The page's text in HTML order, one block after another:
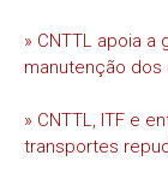
» CNTTL apoia
manutenção
» CNTTL, ITF e
transportes